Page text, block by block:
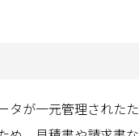
が一元管理された